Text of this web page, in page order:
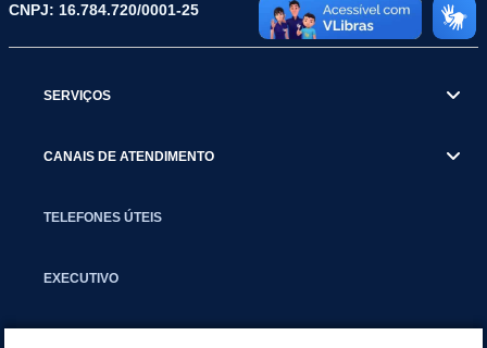
CNPJ: 16.784.720/0001-25
SERVIÇOS
CANAIS DE ATENDIMENTO
TELEFONES ÚTEIS
EXECUTIVO